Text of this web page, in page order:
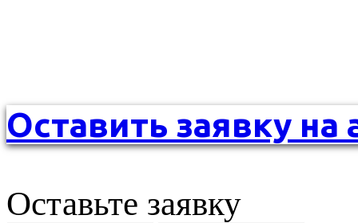
Оставить заявку на
Оставьте заявку